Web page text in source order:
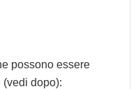
possono essere
dopo):